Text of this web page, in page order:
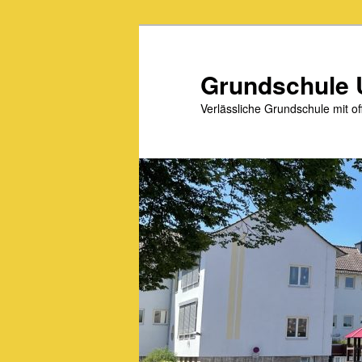
Grundschule
Verlässliche Grundschule mit